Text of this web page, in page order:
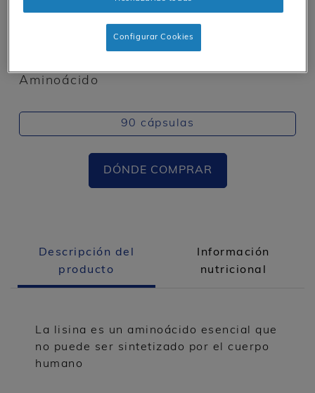
Aminoácido
90 cápsulas
DÓNDE COMPRAR
Descripción del
producto
Información
nutricional
La lisina es un aminoácido esencial que
no puede ser sintetizado por el cuerpo
humano
Configurar Cookies